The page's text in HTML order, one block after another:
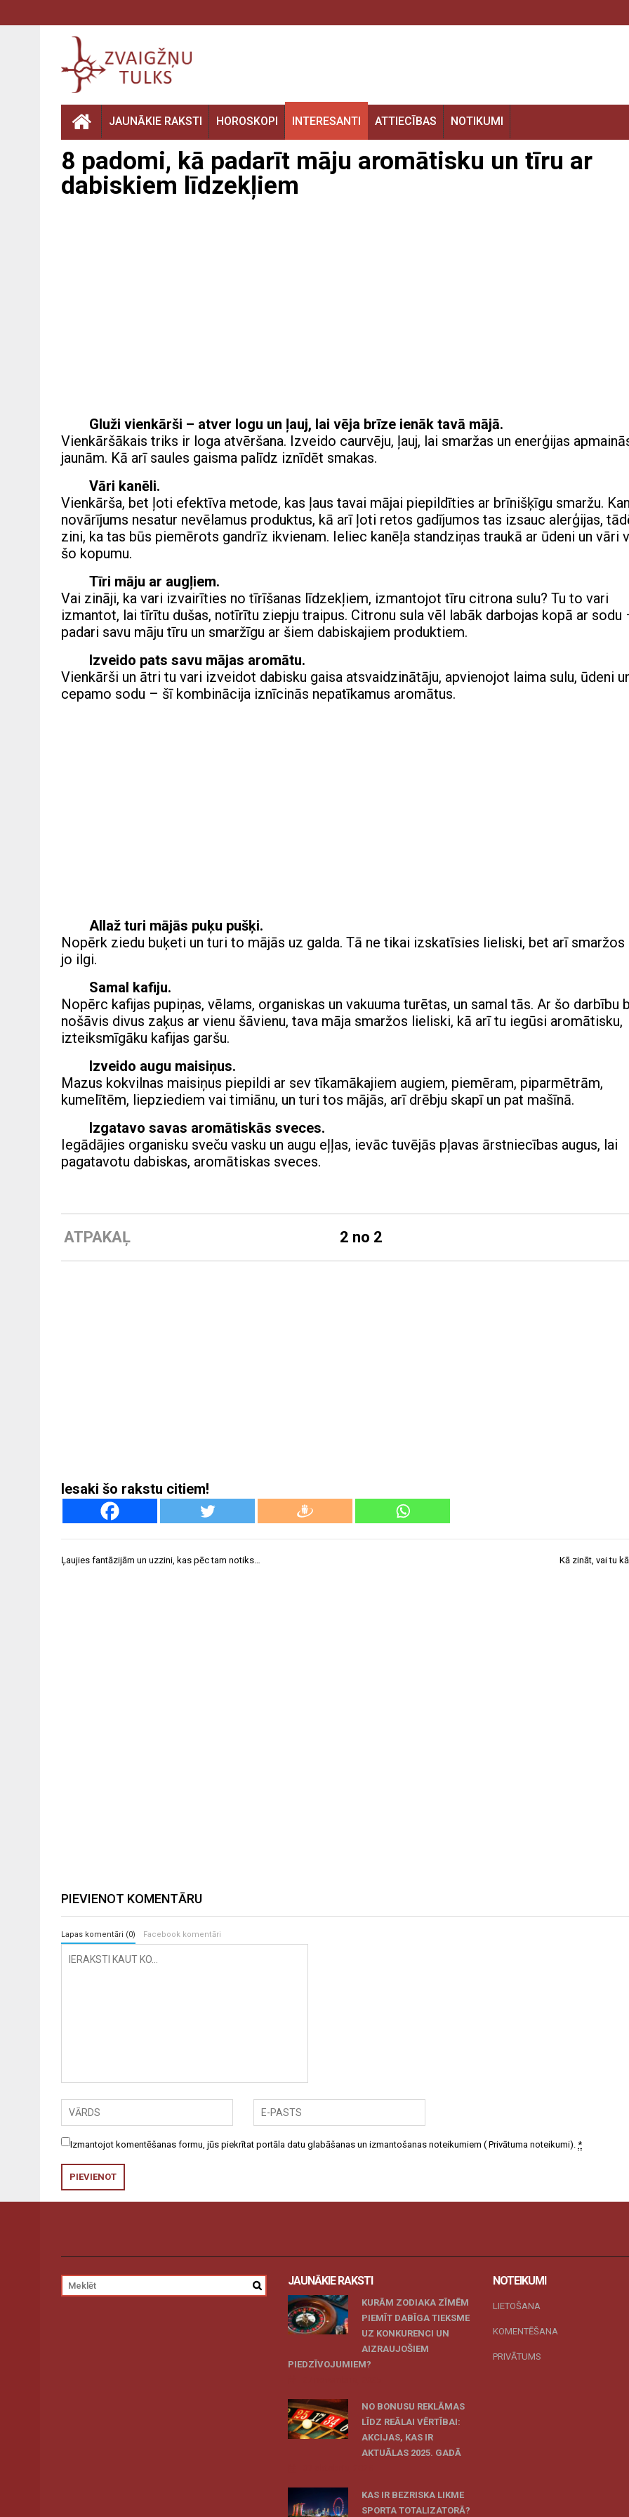
JAUNĀKIE RAKSTI HOROSKOPI INTERESANTI ATTIECĪBAS NOTIKUMI
8 padomi, kā padarīt māju aromātisku un tīru ar
dabiskiem līdzekļiem
Gluži vienkārši – atver logu un ļauj, lai vēja brīze ienāk tavā mājā.
Vienkāršākais triks ir loga atvēršana. Izveido caurvēju, ļauj, lai smaržas un enerģijas
jaunām. Kā arī saules gaisma palīdz iznīdēt smakas.
Vāri kanēli.
Vienkārša, bet ļoti efektīva metode, kas ļaus tavai mājai piepildīties ar brīnišķīgu smaržu.
novārījums nesatur nevēlamus produktus, kā arī ļoti retos gadījumos tas izsauc alerģijas,
zini, ka tas būs piemērots gandrīz ikvienam. Ieliec kanēļa standziņas traukā ar ūdeni un vāri
šo kopumu.
Tīri māju ar augļiem.
Vai zināji, ka vari izvairīties no tīrīšanas līdzekļiem, izmantojot tīru citrona sulu? Tu to vari
izmantot, lai tīrītu dušas, notīrītu ziepju traipus. Citronu sula vēl labāk darbojas kopā ar sodu
padari savu māju tīru un smaržīgu ar šiem dabiskajiem produktiem.
Izveido pats savu mājas aromātu.
Vienkārši un ātri tu vari izveidot dabisku gaisa atsvaidzinātāju, apvienojot laima sulu, ūdeni
cepamo sodu – šī kombinācija iznīcinās nepatīkamus aromātus.
Allaž turi mājās puķu pušķi.
Nopērk ziedu buķeti un turi to mājās uz galda. Tā ne tikai izskatīsies lieliski, bet arī smaržos
jo ilgi.
Samal kafiju.
Nopērc kafijas pupiņas, vēlams, organiskas un vakuuma turētas, un samal tās. Ar šo darbību
nošāvis divus zaķus ar vienu šāvienu, tava māja smaržos lieliski, kā arī tu iegūsi aromātisku,
izteiksmīgāku kafijas garšu.
Izveido augu maisiņus.
Mazus kokvilnas maisiņus piepildi ar sev tīkamākajiem augiem, piemēram, piparmētrām,
kumelītēm, liepziediem vai timiānu, un turi tos mājās, arī drēbju skapī un pat mašīnā.
Izgatavo savas aromātiskās sveces.
Iegādājies organisku sveču vasku un augu eļļas, ievāc tuvējās pļavas ārstniecības augus, lai
pagatavotu dabiskas, aromātiskas sveces.
ATPAKAĻ 2 no 2
Iesaki šo rakstu citiem!
Ziņu
Ļaujies fantāzijām un uzzini, kas pēc tam notiks… Kā zināt, vai tu
PIEVIENOT KOMENTĀRU
Lapas komentāri (0) Facebook komentāri
Izmantojot komentēšanas formu, jūs piekrītat portāla datu glabāšanas un izmantošanas noteikumiem ( Privātuma noteikumi). *
JAUNĀKIE RAKSTI
KURĀM ZODIAKA ZĪMĒM
PIEMĪT DABĪGA TIEKSME
UZ KONKURENCI UN
AIZRAUJOŠIEM
PIEDZĪVOJUMIEM?
NO BONUSU REKLĀMAS
LĪDZ REĀLAI VĒRTĪBAI:
AKCIJAS, KAS IR
AKTUĀLAS 2025. GADĀ
KAS IR BEZRISKA LIKME
SPORTA TOTALIZATORĀ?
NOTEIKUMI
LIETOŠANA
KOMENTĒŠANA
PRIVĀTUMS